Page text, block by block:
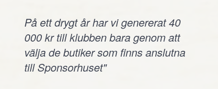
På ett drygt år har vi genererat 40
000 kr till klubben bara genom att
välja de butiker som finns anslutna
till Sponsorhuset"